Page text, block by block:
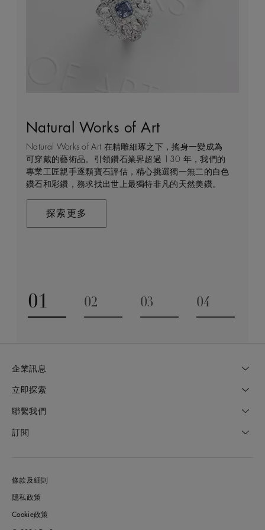
Natural Works of Art
Natural Works of Art 在精雕細琢之下，搖身一變成為
可穿戴的藝術品。引領鑽石業界超過 130 年，我們的
專業工匠親手逐顆寶石評估，精心挑選獨一無二的白色
鑽石和彩鑽，務求找出世上最獨特非凡的天然美鑽。
探索更多
鑽石珠寶創作的藝術
De Beers 作為鑽石珠寶藝術的領導者，在鑽石之旅的
每個階段 —— 從鑽石原石的開採到打造成世代相傳的
瑰寶 —— 均擁有舉足輕重的獨特地位。 我們探索並揭
示大自然的珍稀寶藏所潛藏的醉人魅力，精心創造出工
在這趟追尋極致瑰寶的旅程，對完美的追求與卓越的專
建設永恒
我們每天都能親眼目感受天然美鑽何等珍貴，對佩戴者
和製作過程中的所有人而言，鑽石都是大自然的瑰寶。
因此我們致力確保每顆鑽石都能對開採地當地的人民和
環境帶來長久的正面影響。我們將此承諾稱為「建設永
探索更多
客戶服務
不論您身處家中或到訪我們其中一間商店，我們都渴望
能為您提供度身訂造的購物體驗。預約親臨精品店或線
上購物體驗，即可透過私人諮詢得到專家協助和指導。
聯絡我們
01
Go to slide 1
02
03
04
企業訊息
立即探索
聯繫我們
訂閱
條款及細則
隱私政策
Cookie政策